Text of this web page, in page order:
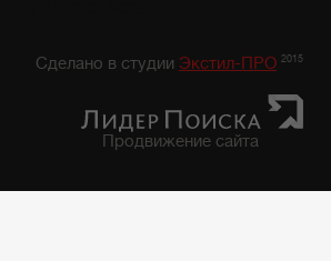
Сделано в студии Экстил-ПРО 2015
Продвижение сайта